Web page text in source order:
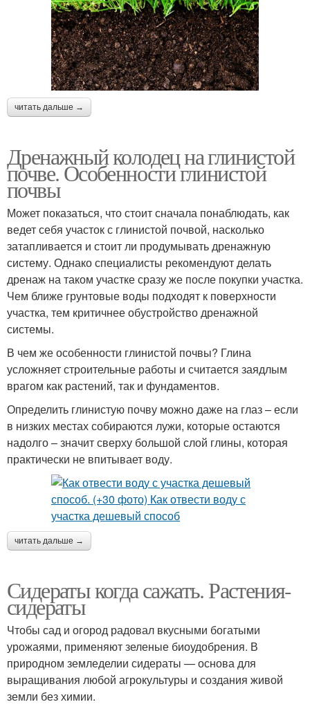
читать дальше →
Дренажный колодец на глинистой
почве. Особенности глинистой
почвы
Может показаться, что стоит сначала понаблюдать, как
ведет себя участок с глинистой почвой, насколько
затапливается и стоит ли продумывать дренажную
систему. Однако специалисты рекомендуют делать
дренаж на таком участке сразу же после покупки участка.
Чем ближе грунтовые воды подходят к поверхности
участка, тем критичнее обустройство дренажной
системы.
В чем же особенности глинистой почвы? Глина
усложняет строительные работы и считается заядлым
врагом как растений, так и фундаментов.
Определить глинистую почву можно даже на глаз – если
в низких местах собираются лужи, которые остаются
надолго – значит сверху большой слой глины, которая
практически не впитывает воду.
читать дальше →
Сидераты когда сажать. Растения-
сидераты
Чтобы сад и огород радовал вкусными богатыми
урожаями, применяют зеленые биоудобрения. В
природном земледелии сидераты — основа для
выращивания любой агрокультуры и создания живой
земли без химии.